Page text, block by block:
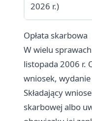
2026 r.)
Opłata skarbowa
W wielu
listopada 2006 r.
wniosek,
Składający
skarbowej albo